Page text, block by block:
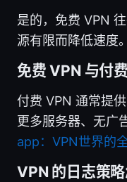
是的，免费 VPN
源有限而降低速度。
免费 VPN 与付
付费 VPN 通常提
更多服务器、无广
app：VPN世界的
VPN 的日志策略